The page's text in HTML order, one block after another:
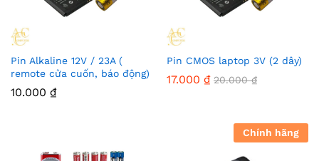
Pin Alkaline 12V / 23A (
remote cửa cuốn, báo động)
10.000 ₫
Pin CMOS laptop 3V (2 dây)
17.000 ₫ 20.000₫
Chính hãng